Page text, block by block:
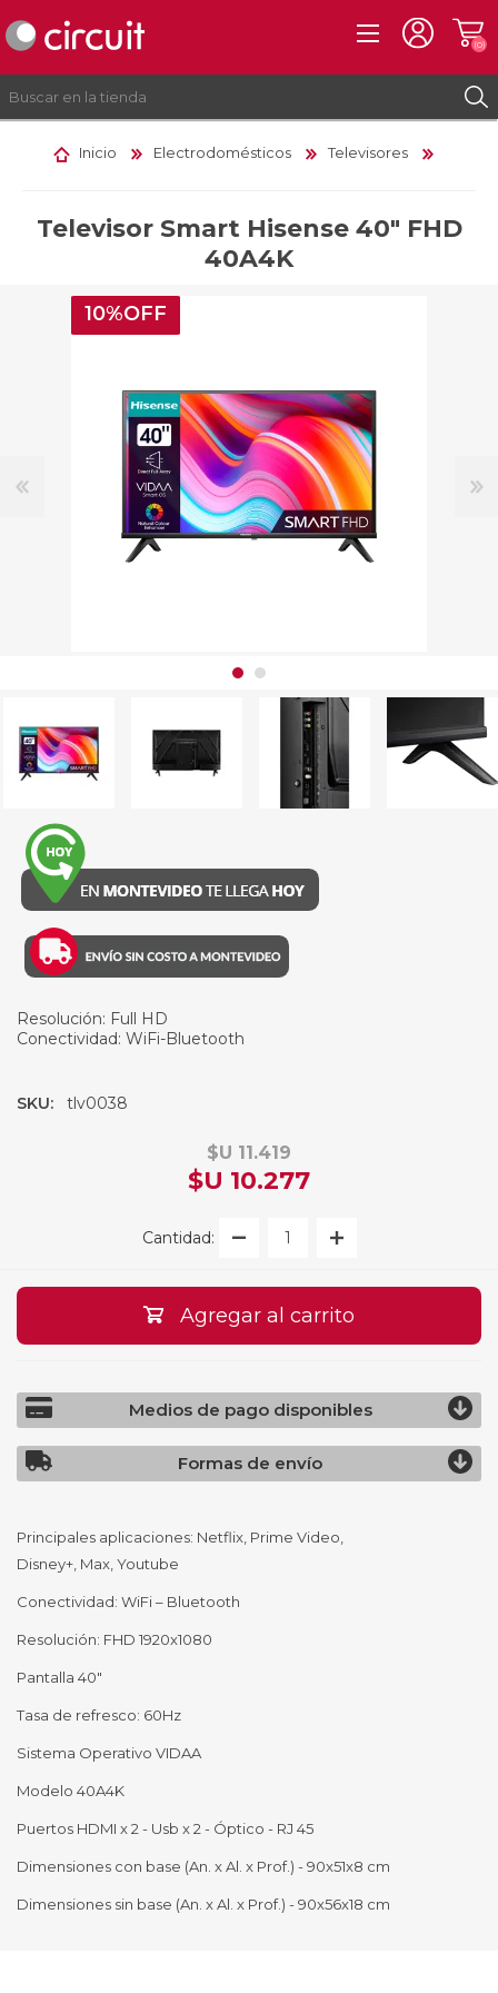
INICIAR SESIÓN
(0)
Inicio Electrodomésticos Televisores
Televisor Smart Hisense 40" FHD
40A4K
10%OFF
Resolución: Full HD
Conectividad: WiFi-Bluetooth
SKU: tlv0038
$U 11.419
$U 10.277
Cantidad:
Agregar al carrito
Medios de pago disponibles
Formas de envío
Principales aplicaciones: Netflix, Prime Video,
Disney+, Max, Youtube
Conectividad: WiFi – Bluetooth
Resolución: FHD 1920x1080
Pantalla 40"
Tasa de refresco: 60Hz
Sistema Operativo VIDAA
Modelo 40A4K
Puertos HDMI x 2 - Usb x 2 - Óptico - RJ 45
Dimensiones con base (An. x Al. x Prof.) - 90x51x8 cm
Dimensiones sin base (An. x Al. x Prof.) - 90x56x18 cm